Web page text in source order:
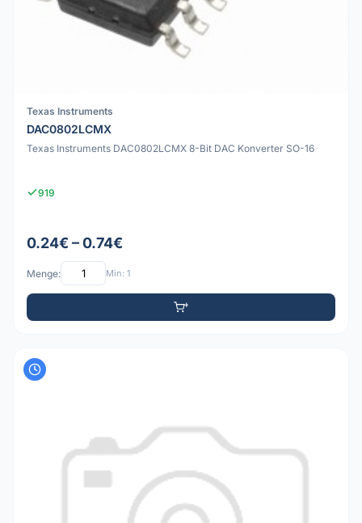
Texas Instruments
DAC0802LCMX
Texas Instruments DAC0802LCMX 8-Bit DAC Konverter SO-16
919
0.24€ – 0.74€
Menge: Min: 1